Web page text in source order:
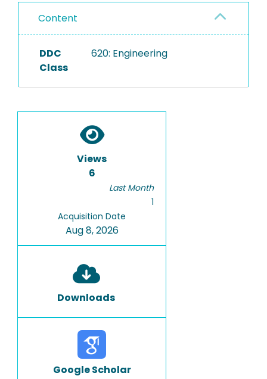
Content
DDC
Class
620: Engineering
Views
6
Last Month
1
Acquisition Date
Aug 8, 2026
Downloads
Google Scholar